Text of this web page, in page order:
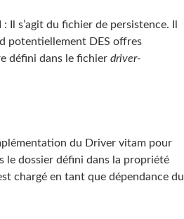
: Il s’agit du fichier de persistence. Il
potentiellement DES offres
défini dans le fichier driver-
du Driver vitam pour
le dossier défini dans la propriété
chargé en tant que dépendance du